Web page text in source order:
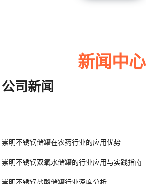
新闻中心
公司新闻
崇明不锈钢储罐在农药行业的应用优势
崇明不锈钢双氧水储罐的行业应用与实践指南